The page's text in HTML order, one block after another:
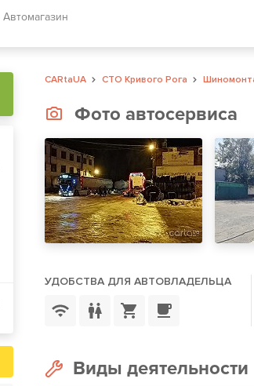
Автомагазин
CARtaUA СТО Кривого Рога
Фото автосервиса
УДОБСТВА ДЛЯ АВТОВЛАДЕЛЬЦА
Виды деятельности